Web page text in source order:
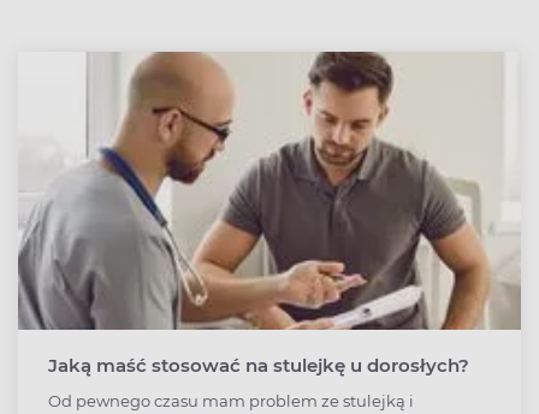
Jaką maść stosować na stulejkę u dorosłych?
Od pewnego czasu mam problem ze stulejką i